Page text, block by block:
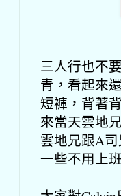
三人行也不
青，看起來
短褲，背著
來當天雲地
雲地兄跟A
一些不用上